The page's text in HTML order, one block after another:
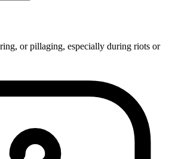
or pillaging, especially during riots or